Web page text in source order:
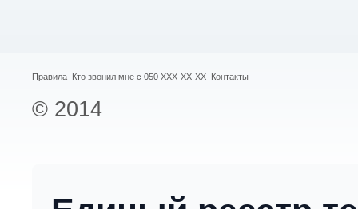
Правила Кто звонил мне с 050 XXX-XX-XX Контакты
© 2014